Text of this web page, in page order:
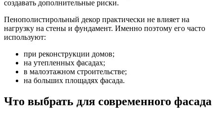
создавать дополнительные риски.
Пенополистирольный декор практически не влияет на
нагрузку на стены и фундамент. Именно поэтому его часто
используют:
при реконструкции домов;
на утепленных фасадах;
в малоэтажном строительстве;
на больших площадях фасада.
Что выбрать для современного фасада